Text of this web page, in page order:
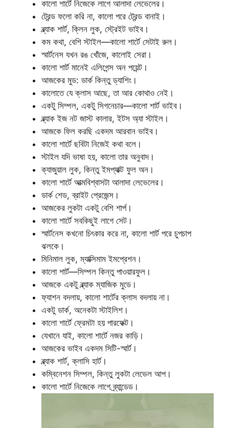
কালো শার্টে নিজেকে লাগে আলাদা লেভেলের।
ট্রেন্ড ফলো করি না, কালো পরে ট্রেন্ড বানাই।
ব্ল্যাক শার্ট, ক্লিন লুক, স্ট্রেইট ভাইব।
কম কথা, বেশি স্টাইল—কালো শার্টে সেটাই রুল।
স্মার্টনেস যখন রঙ খোঁজে, কালোই সেরা।
কালো শার্ট মানেই এলিগেন্স অন পয়েন্ট।
আজকের মুড: ডার্ক কিন্তু ড্যাশিং।
কালোতে যে ক্লাস আছে, তা আর কোথাও নেই।
একটু সিম্পল, একটু সিগনেচার—কালো শার্ট ভাইব।
ব্ল্যাক ইজ নট জাস্ট কালার, ইটস অ্যা স্টাইল।
আজকে ফিল করছি একদম আরবান ভাইব।
কালো শার্টে ছবিটা নিজেই কথা বলে।
স্টাইল যদি ভাষা হয়, কালো তার অনুবাদ।
ক্যাজুয়াল লুক, কিন্তু ইমপ্যাক্ট ফুল অন।
কালো শার্টে আত্মবিশ্বাসটা আলাদা লেভেলের।
ডার্ক শেড, ব্রাইট প্রেজেন্স।
আজকের লুকটা একটু বেশি শার্প।
কালো শার্টে সবকিছুই লাগে সেট।
স্মার্টনেস কখনো চিৎকার করে না, কালো শার্ট পরে চুপচাপ
ঝলকে।
মিনিমাল লুক, ম্যাক্সিমাম ইমপ্রেশন।
কালো শার্ট—সিম্পল কিন্তু পাওয়ারফুল।
আজকে একটু ব্ল্যাক ম্যাজিক মুডে।
ফ্যাশন বদলায়, কালো শার্টের ক্লাস বদলায় না।
একটু ডার্ক, অনেকটা স্টাইলিশ।
কালো শার্টে ফ্রেমটা হয় পারফেক্ট।
যেখানে যাই, কালো শার্টে নজর কাড়ি।
আজকের ভাইব একদম সিটি-স্মার্ট।
ব্ল্যাক শার্ট, ক্লাসি হার্ট।
কম্বিনেশন সিম্পল, কিন্তু লুকটা লেভেল আপ।
কালো শার্টে নিজেকে লাগে ব্র্যান্ডেড।